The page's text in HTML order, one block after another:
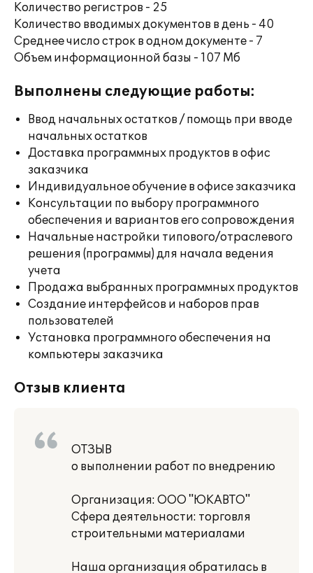
Количество регистров - 25
Количество вводимых документов в день - 40
Среднее число строк в одном документе - 7
Объем информационной базы - 107 Мб
Выполнены следующие работы:
Ввод начальных остатков / помощь при вводе
начальных остатков
Доставка программных продуктов в офис
заказчика
Индивидуальное обучение в офисе заказчика
Консультации по выбору программного
обеспечения и вариантов его сопровождения
Начальные настройки типового/отраслевого
решения (программы) для начала ведения
учета
Продажа выбранных программных продуктов
Создание интерфейсов и наборов прав
пользователей
Установка программного обеспечения на
компьютеры заказчика
Отзыв клиента
ОТЗЫВ
о выполнении работ по внедрению
Организация: ООО "ЮКАВТО"
Сфера деятельности: торговля
строительными материалами
Наша организация обратилась в